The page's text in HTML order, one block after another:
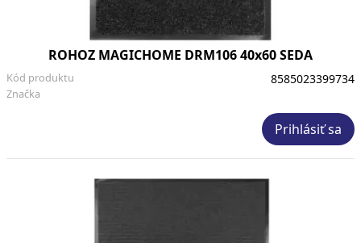
ROHOZ MAGICHOME DRM106 40x60 SEDA
Značka
Kód produktu 8585023399734
Prihlásiť sa